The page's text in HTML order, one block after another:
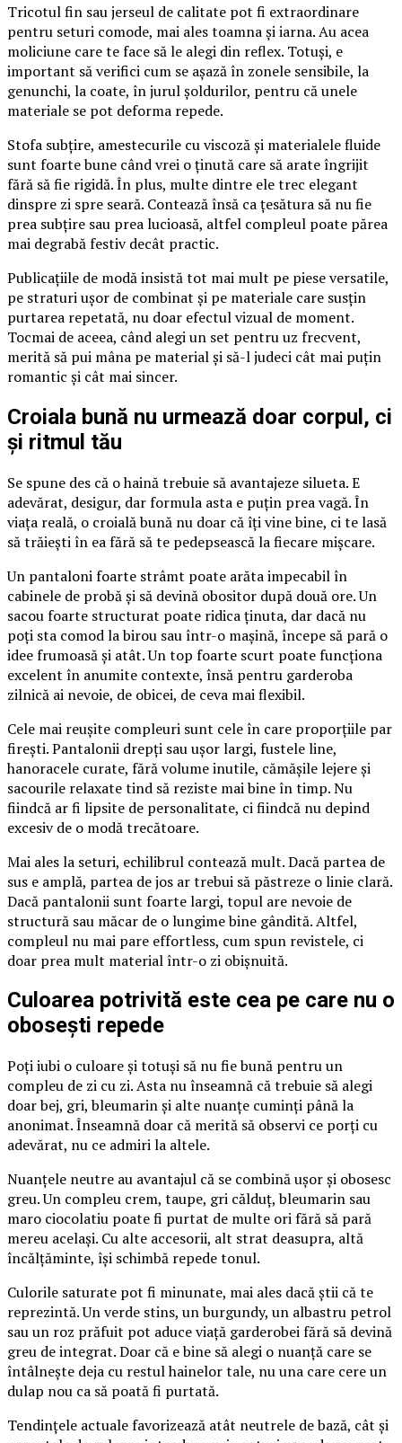
Tricotul fin sau jerseul de calitate pot fi extraordinare
pentru seturi comode, mai ales toamna și iarna. Au acea
moliciune care te face să le alegi din reflex. Totuși, e
important să verifici cum se așază în zonele sensibile, la
genunchi, la coate, în jurul șoldurilor, pentru că unele
materiale se pot deforma repede.
Stofa subțire, amestecurile cu viscoză și materialele fluide
sunt foarte bune când vrei o ținută care să arate îngrijit
fără să fie rigidă. În plus, multe dintre ele trec elegant
dinspre zi spre seară. Contează însă ca țesătura să nu fie
prea subțire sau prea lucioasă, altfel compleul poate părea
mai degrabă festiv decât practic.
Publicațiile de modă insistă tot mai mult pe piese versatile,
pe straturi ușor de combinat și pe materiale care susțin
purtarea repetată, nu doar efectul vizual de moment.
Tocmai de aceea, când alegi un set pentru uz frecvent,
merită să pui mâna pe material și să-l judeci cât mai puțin
romantic și cât mai sincer.
Croiala bună nu urmează doar corpul, ci
și ritmul tău
Se spune des că o haină trebuie să avantajeze silueta. E
adevărat, desigur, dar formula asta e puțin prea vagă. În
viața reală, o croială bună nu doar că îți vine bine, ci te lasă
să trăiești în ea fără să te pedepsească la fiecare mișcare.
Un pantaloni foarte strâmt poate arăta impecabil în
cabinele de probă și să devină obositor după două ore. Un
sacou foarte structurat poate ridica ținuta, dar dacă nu
poți sta comod la birou sau într-o mașină, începe să pară o
idee frumoasă și atât. Un top foarte scurt poate funcționa
excelent în anumite contexte, însă pentru garderoba
zilnică ai nevoie, de obicei, de ceva mai flexibil.
Cele mai reușite compleuri sunt cele în care proporțiile par
firești. Pantalonii drepți sau ușor largi, fustele line,
hanoracele curate, fără volume inutile, cămășile lejere și
sacourile relaxate tind să reziste mai bine în timp. Nu
fiindcă ar fi lipsite de personalitate, ci fiindcă nu depind
excesiv de o modă trecătoare.
Mai ales la seturi, echilibrul contează mult. Dacă partea de
sus e amplă, partea de jos ar trebui să păstreze o linie clară.
Dacă pantalonii sunt foarte largi, topul are nevoie de
structură sau măcar de o lungime bine gândită. Altfel,
compleul nu mai pare effortless, cum spun revistele, ci
doar prea mult material într-o zi obișnuită.
Culoarea potrivită este cea pe care nu o
obosești repede
Poți iubi o culoare și totuși să nu fie bună pentru un
compleu de zi cu zi. Asta nu înseamnă că trebuie să alegi
doar bej, gri, bleumarin și alte nuanțe cuminți până la
anonimat. Înseamnă doar că merită să observi ce porți cu
adevărat, nu ce admiri la altele.
Nuanțele neutre au avantajul că se combină ușor și obosesc
greu. Un compleu crem, taupe, gri călduț, bleumarin sau
maro ciocolatiu poate fi purtat de multe ori fără să pară
mereu același. Cu alte accesorii, alt strat deasupra, altă
încălțăminte, își schimbă repede tonul.
Culorile saturate pot fi minunate, mai ales dacă știi că te
reprezintă. Un verde stins, un burgundy, un albastru petrol
sau un roz prăfuit pot aduce viață garderobei fără să devină
greu de integrat. Doar că e bine să alegi o nuanță care se
întâlnește deja cu restul hainelor tale, nu una care cere un
dulap nou ca să poată fi purtată.
Tendințele actuale favorizează atât neutrele de bază, cât și